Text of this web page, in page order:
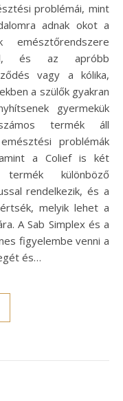
adnak okot a
és az apróbb
vagy a kólika,
a szülők gyakran
gyermekük
termék áll
problémák
a Colief is két
különböző
rendelkezik, és a
melyik lehet a
A Sab Simplex és a
figyelembe venni a
és…